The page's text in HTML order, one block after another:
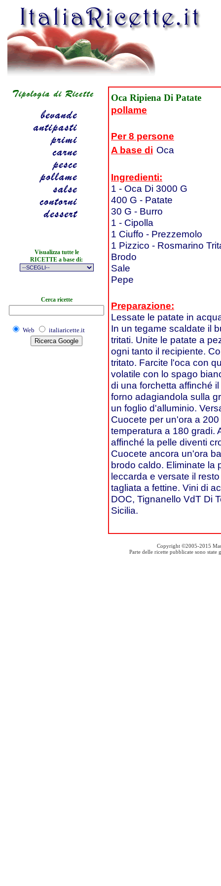
Visualizza tutte le
RICETTE a base di:
Cerca ricette
Web italiaricette.it
Oca Ripiena Di Patate
pollame
Per 8 persone
A base di Oca
Ingredienti:
1 - Oca Di 3000 G
400 G - Patate
30 G - Burro
1 - Cipolla
1 Ciuffo - Prezzemolo
1 Pizzico - Rosmarino
Brodo
Sale
Pepe
Preparazione:
Lessate le patate in
In un tegame scaldate il
tritati. Unite le patate a
ogni tanto il recipiente.
tritato. Farcite l'oca con
volatile con lo spago
di una forchetta affinché
forno adagiandola sulla
un foglio d'alluminio.
Cuocete per un'ora a
temperatura a 180 gradi.
affinché la pelle diventi
Cuocete ancora un'ora
brodo caldo. Eliminate la
leccarda e versate il
tagliata a fettine. Vini di
DOC, Tignanello VdT Di
Sicilia.
Copyright ©2005-2015
Parte delle ricette pubblicate sono state